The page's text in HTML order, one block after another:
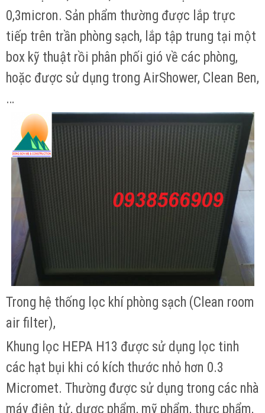
0,3micron. Sản phẩm thường được lắp trực
tiếp trên trần phòng sạch, lắp tập trung tại một
box kỹ thuật rồi phân phối gió về các phòng,
hoặc được sử dụng trong AirShower, Clean Ben,
…
Trong hệ thống lọc khí phòng sạch (Clean room
air filter),
Khung lọc HEPA H13 được sử dụng lọc tinh
các hạt bụi khi có kích thước nhỏ hơn 0.3
Micromet. Thường được sử dụng trong các nhà
máy điện tử, dược phẩm, mỹ phẩm, thực phẩm,